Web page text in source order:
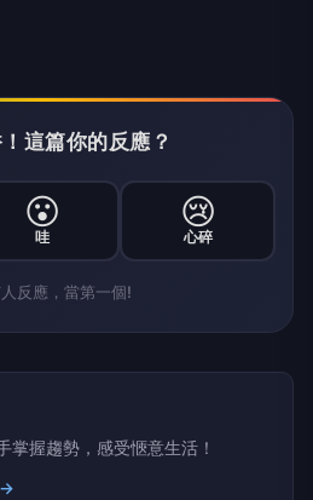
這篇你的反應？
😮
哇
😢
心碎
反應，當第一個!
掌握趨勢，感受愜意生活！
→